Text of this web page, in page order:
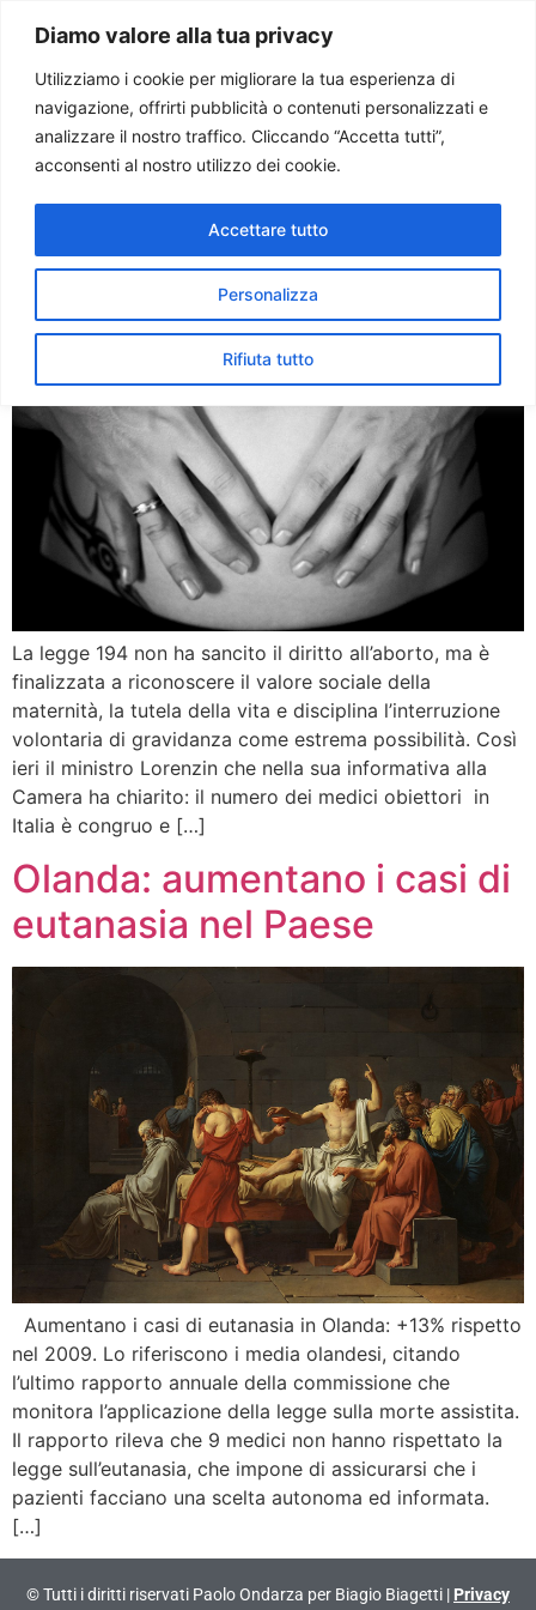
Diamo valore alla tua privacy
Utilizziamo i cookie per migliorare la tua esperienza di
navigazione, offrirti pubblicità o contenuti personalizzati e
analizzare il nostro traffico. Cliccando “Accetta tutti”,
acconsenti al nostro utilizzo dei cookie.
Personalizza
Rifiuta tutto
Accettare tutto
Paolo Ondarza
Tag:scienza e vita
Lorenzin: legge 194 non
sancisce diritto ad aborto
La legge 194 non ha sancito il diritto all’aborto, ma è
finalizzata a riconoscere il valore sociale della
maternità, la tutela della vita e disciplina l’interruzione
volontaria di gravidanza come estrema possibilità. Così
ieri il ministro Lorenzin che nella sua informativa alla
Camera ha chiarito: il numero dei medici obiettori in
Italia è congruo e […]
Olanda: aumentano i casi di
eutanasia nel Paese
Aumentano i casi di eutanasia in Olanda: +13% rispetto
nel 2009. Lo riferiscono i media olandesi, citando
l’ultimo rapporto annuale della commissione che
monitora l’applicazione della legge sulla morte assistita.
Il rapporto rileva che 9 medici non hanno rispettato la
legge sull’eutanasia, che impone di assicurarsi che i
pazienti facciano una scelta autonoma ed informata.
[…]
© Tutti i diritti riservati Paolo Ondarza per Biagio Biagetti | Privacy